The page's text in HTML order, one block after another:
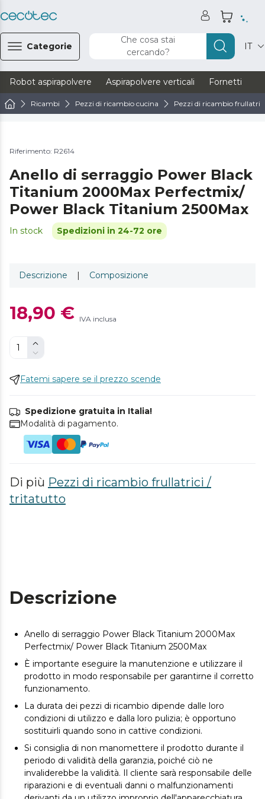
Categorie
Che cosa stai
cercando?
IT
Robot aspirapolvere Aspirapolvere verticali Fornetti
Ricambi Pezzi di ricambio cucina Pezzi di ricambio
Riferimento: R2614
Anello di serraggio Power Black
Titanium 2000Max Perfectmix/
Power Black Titanium 2500Max
In stock Spedizioni in 24-72 ore
Descrizione | Composizione
18,90 € IVA inclusa
Fatemi sapere se il prezzo scende
Spedizione gratuita in Italia!
Modalità di pagamento.
Di più Pezzi di ricambio frullatrici /
tritatutto
Descrizione
Anello di serraggio Power Black Titanium 2000Max
Perfectmix/ Power Black Titanium 2500Max
È importante eseguire la manutenzione e utilizzare il
prodotto in modo responsabile per garantirne il corretto
funzionamento.
La durata dei pezzi di ricambio dipende dalle loro
condizioni di utilizzo e dalla loro pulizia; è opportuno
sostituirli quando sono in cattive condizioni.
Si consiglia di non manomettere il prodotto durante il
periodo di validità della garanzia, poiché ciò ne
invaliderebbe la validità. Il cliente sarà responsabile delle
riparazioni e di eventuali danni o malfunzionamenti